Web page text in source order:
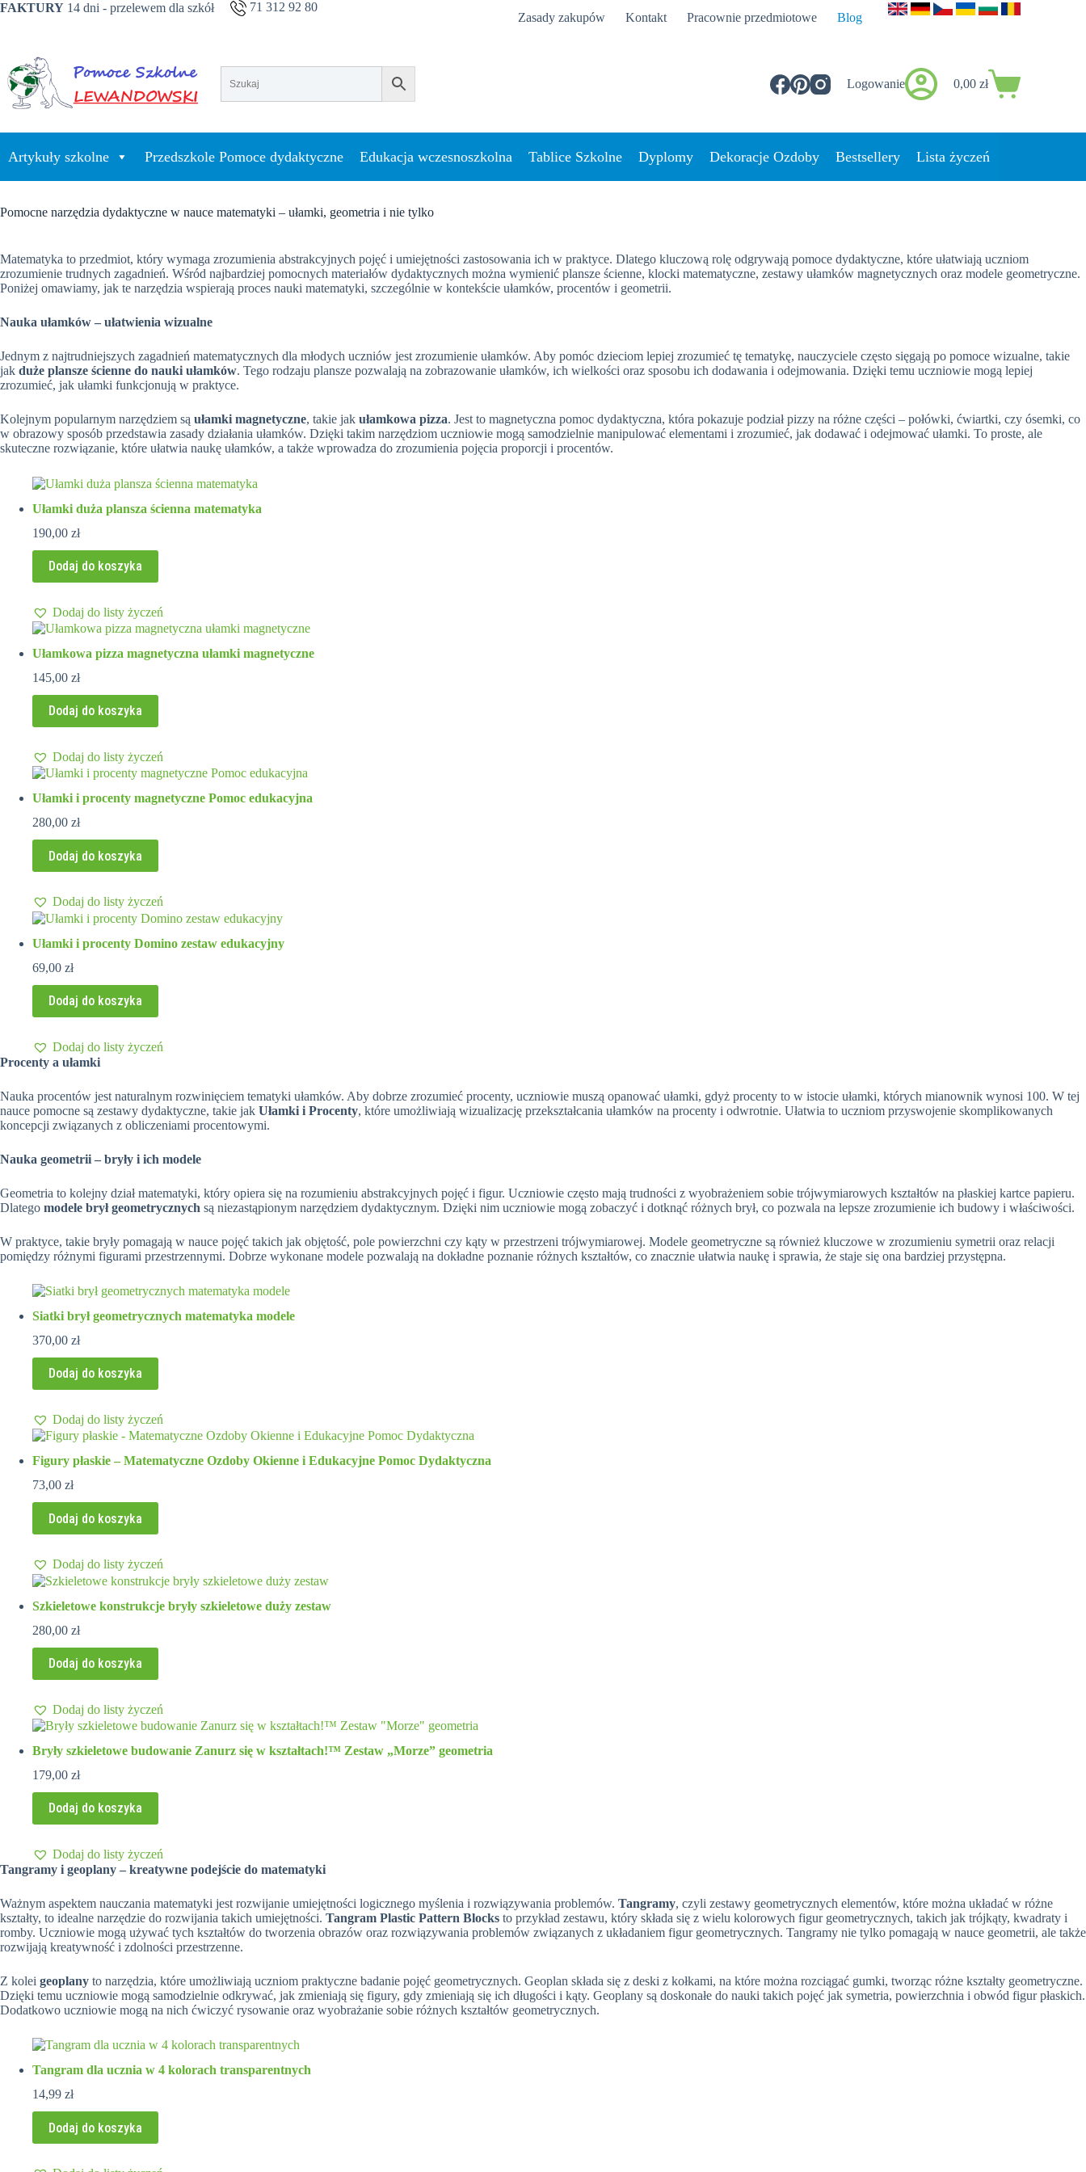
Przejdź
FAKTURY 14 dni - przelewem dla szkół 71 312 92 80
Zasady zakupów Kontakt Pracownie przedmiotowe Blog
Logowanie Koszyk
0,00zł
Artykuły szkolne Przedszkole Pomoce dydaktyczne Edukacja wczesnoszkolna Tablice Szkolne Dyplomy Dekoracje Ozdoby Bestsellery Lista życzeń
Pomocne narzędzia dydaktyczne w nauce matematyki – ułamki, geometria i nie tylko
Matematyka to przedmiot, który wymaga zrozumienia abstrakcyjnych pojęć i umiejętności zastosowania ich w praktyce. Dlatego kluczową rolę odgrywają pomoce dydaktyczne, które ułatwiają uczniom
zrozumienie trudnych zagadnień. Wśród najbardziej pomocnych materiałów dydaktycznych można wymienić plansze ścienne, klocki matematyczne, zestawy ułamków magnetycznych oraz modele geometryczne.
Poniżej omawiamy, jak te narzędzia wspierają proces nauki matematyki, szczególnie w kontekście ułamków, procentów i geometrii.
Nauka ułamków – ułatwienia wizualne
Jednym z najtrudniejszych zagadnień matematycznych dla młodych uczniów jest zrozumienie ułamków. Aby pomóc dzieciom lepiej zrozumieć tę tematykę, nauczyciele często sięgają po pomoce wizualne, takie
jak duże plansze ścienne do nauki ułamków. Tego rodzaju plansze pozwalają na zobrazowanie ułamków, ich wielkości oraz sposobu ich dodawania i odejmowania. Dzięki temu uczniowie mogą lepiej
zrozumieć, jak ułamki funkcjonują w praktyce.
Kolejnym popularnym narzędziem są ułamki magnetyczne, takie jak ułamkowa pizza. Jest to magnetyczna pomoc dydaktyczna, która pokazuje podział pizzy na różne części – połówki, ćwiartki, czy ósemki, co
w obrazowy sposób przedstawia zasady działania ułamków. Dzięki takim narzędziom uczniowie mogą samodzielnie manipulować elementami i zrozumieć, jak dodawać i odejmować ułamki. To proste, ale
skuteczne rozwiązanie, które ułatwia naukę ułamków, a także wprowadza do zrozumienia pojęcia proporcji i procentów.
Ułamki duża plansza ścienna matematyka
190,00 zł
Dodaj do koszyka
Dodaj do listy życzeń
Ułamkowa pizza magnetyczna ułamki magnetyczne
145,00 zł
Dodaj do koszyka
Dodaj do listy życzeń
Ułamki i procenty magnetyczne Pomoc edukacyjna
280,00 zł
Dodaj do koszyka
Dodaj do listy życzeń
Ułamki i procenty Domino zestaw edukacyjny
69,00 zł
Dodaj do koszyka
Dodaj do listy życzeń
Procenty a ułamki
Nauka procentów jest naturalnym rozwinięciem tematyki ułamków. Aby dobrze zrozumieć procenty, uczniowie muszą opanować ułamki, gdyż procenty to w istocie ułamki, których mianownik wynosi 100. W tej
nauce pomocne są zestawy dydaktyczne, takie jak Ułamki i Procenty, które umożliwiają wizualizację przekształcania ułamków na procenty i odwrotnie. Ułatwia to uczniom przyswojenie skomplikowanych
koncepcji związanych z obliczeniami procentowymi.
Nauka geometrii – bryły i ich modele
Geometria to kolejny dział matematyki, który opiera się na rozumieniu abstrakcyjnych pojęć i figur. Uczniowie często mają trudności z wyobrażeniem sobie trójwymiarowych kształtów na płaskiej kartce papieru.
Dlatego modele brył geometrycznych są niezastąpionym narzędziem dydaktycznym. Dzięki nim uczniowie mogą zobaczyć i dotknąć różnych brył, co pozwala na lepsze zrozumienie ich budowy i właściwości.
W praktyce, takie bryły pomagają w nauce pojęć takich jak objętość, pole powierzchni czy kąty w przestrzeni trójwymiarowej. Modele geometryczne są również kluczowe w zrozumieniu symetrii oraz relacji
pomiędzy różnymi figurami przestrzennymi. Dobrze wykonane modele pozwalają na dokładne poznanie różnych kształtów, co znacznie ułatwia naukę i sprawia, że staje się ona bardziej przystępna.
Siatki brył geometrycznych matematyka modele
370,00 zł
Dodaj do koszyka
Dodaj do listy życzeń
Figury płaskie – Matematyczne Ozdoby Okienne i Edukacyjne Pomoc Dydaktyczna
73,00 zł
Dodaj do koszyka
Dodaj do listy życzeń
Szkieletowe konstrukcje bryły szkieletowe duży zestaw
280,00 zł
Dodaj do koszyka
Dodaj do listy życzeń
Bryły szkieletowe budowanie Zanurz się w kształtach!™ Zestaw „Morze” geometria
179,00 zł
Dodaj do koszyka
Dodaj do listy życzeń
Tangramy i geoplany – kreatywne podejście do matematyki
Ważnym aspektem nauczania matematyki jest rozwijanie umiejętności logicznego myślenia i rozwiązywania problemów. Tangramy, czyli zestawy geometrycznych elementów, które można układać w różne
kształty, to idealne narzędzie do rozwijania takich umiejętności. Tangram Plastic Pattern Blocks to przykład zestawu, który składa się z wielu kolorowych figur geometrycznych, takich jak trójkąty, kwadraty i
romby. Uczniowie mogą używać tych kształtów do tworzenia obrazów oraz rozwiązywania problemów związanych z układaniem figur geometrycznych. Tangramy nie tylko pomagają w nauce geometrii, ale także
rozwijają kreatywność i zdolności przestrzenne.
Z kolei geoplany to narzędzia, które umożliwiają uczniom praktyczne badanie pojęć geometrycznych. Geoplan składa się z deski z kołkami, na które można rozciągać gumki, tworząc różne kształty geometryczne.
Dzięki temu uczniowie mogą samodzielnie odkrywać, jak zmieniają się figury, gdy zmieniają się ich długości i kąty. Geoplany są doskonałe do nauki takich pojęć jak symetria, powierzchnia i obwód figur płaskich.
Dodatkowo uczniowie mogą na nich ćwiczyć rysowanie oraz wyobrażanie sobie różnych kształtów geometrycznych.
Tangram dla ucznia w 4 kolorach transparentnych
14,99 zł
Dodaj do koszyka